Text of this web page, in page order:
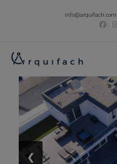
info@arquifach.com
❮